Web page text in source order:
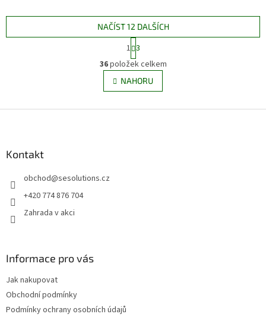
O
v
l
á
NAČÍST 12 DALŠÍCH
S
t
r
á
n
k
v
1 3
36položek celkem
NAHORU
Kontakt
obchod@sesolutions.cz
+420 774 876 704
Zahrada v akci
Informace pro vás
Jak nakupovat
Obchodní podmínky
Podmínky ochrany osobních údajů